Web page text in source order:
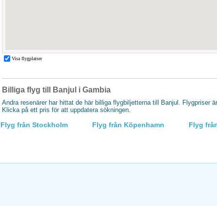
Billiga flyg till Banjul i Gambia
Andra resenärer har hittat de här billiga flygbiljetterna till Banjul. Flygpriser
Klicka på ett pris för att uppdatera sökningen.
Flyg från Stockholm Flyg från Köpenhamn Flyg